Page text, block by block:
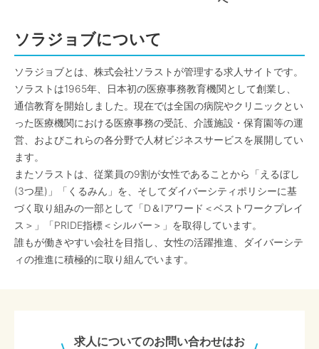
ソラジョブについて
ソラジョブとは、株式会社ソラストが管理する求人サイトです。
ソラストは1965年、日本初の医療事務教育機関として創業し、
通信教育を開始しました。現在では全国の病院やクリニックとい
った医療機関における医療事務の受託、介護施設・保育園等の運
営、およびこれらの各分野で人材ビジネスサービスを展開してい
ます。
またソラストは、従業員の9割が女性であることから「えるぼし
(3つ星)」「くるみん」を、そしてダイバーシティポリシーに基
づく取り組みの一部として「D＆Iアワード＜ベストワークプレイ
ス＞」「PRIDE指標＜シルバー＞」を取得しています。
誰もが働きやすい会社を目指し、女性の活躍推進、ダイバーシテ
ィの推進に積極的に取り組んでいます。
求人についてのお問い合わせはお